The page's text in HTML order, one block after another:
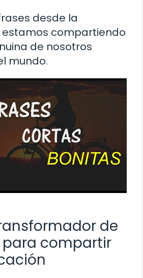
desde la
compartiendo
de nosotros
mundo.
de
para compartir